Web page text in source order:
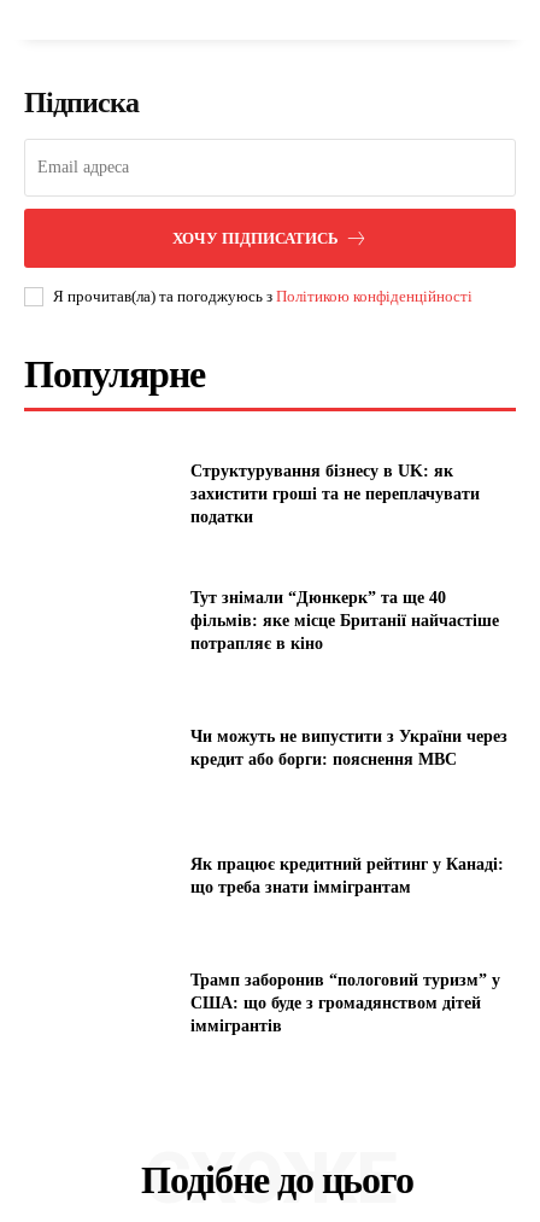
Підписка
ХОЧУ ПІДПИСАТИСЬ
Я прочитав(ла) та погоджуюсь з Політикою конфіденційності
Популярне
Структурування бізнесу в UK: як
захистити гроші та не переплачувати
податки
Тут знімали “Дюнкерк” та ще 40
фільмів: яке місце Британії найчастіше
потрапляє в кіно
Чи можуть не випустити з України через
кредит або борги: пояснення МВС
Як працює кредитний рейтинг у Канаді:
що треба знати іммігрантам
Трамп заборонив “пологовий туризм” у
США: що буде з громадянством дітей
іммігрантів
Подібне до цього
СХОЖЕ